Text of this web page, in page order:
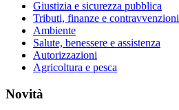
Giustizia e sicurezza pubblica
Tributi, finanze e contravvenzioni
Ambiente
Salute, benessere e assistenza
Autorizzazioni
Agricoltura e pesca
Novità